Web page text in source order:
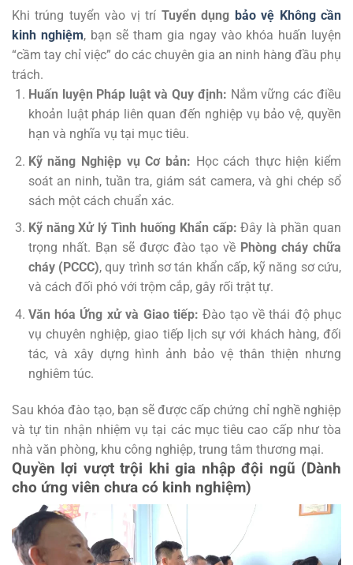
Khi trúng tuyển vào vị trí Tuyển dụng bảo vệ Không cần
kinh nghiệm, bạn sẽ tham gia ngay vào khóa huấn luyện
“cầm tay chỉ việc” do các chuyên gia an ninh hàng đầu phụ
trách.
Huấn luyện Pháp luật và Quy định: Nắm vững các điều
khoản luật pháp liên quan đến nghiệp vụ bảo vệ, quyền
hạn và nghĩa vụ tại mục tiêu.
Kỹ năng Nghiệp vụ Cơ bản: Học cách thực hiện kiểm
soát an ninh, tuần tra, giám sát camera, và ghi chép sổ
sách một cách chuẩn xác.
Kỹ năng Xử lý Tình huống Khẩn cấp: Đây là phần quan
trọng nhất. Bạn sẽ được đào tạo về Phòng cháy chữa
cháy (PCCC), quy trình sơ tán khẩn cấp, kỹ năng sơ cứu,
và cách đối phó với trộm cắp, gây rối trật tự.
Văn hóa Ứng xử và Giao tiếp: Đào tạo về thái độ phục
vụ chuyên nghiệp, giao tiếp lịch sự với khách hàng, đối
tác, và xây dựng hình ảnh bảo vệ thân thiện nhưng
nghiêm túc.
Sau khóa đào tạo, bạn sẽ được cấp chứng chỉ nghề nghiệp
và tự tin nhận nhiệm vụ tại các mục tiêu cao cấp như tòa
nhà văn phòng, khu công nghiệp, trung tâm thương mại.
Quyền lợi vượt trội khi gia nhập đội ngũ (Dành
cho ứng viên chưa có kinh nghiệm)